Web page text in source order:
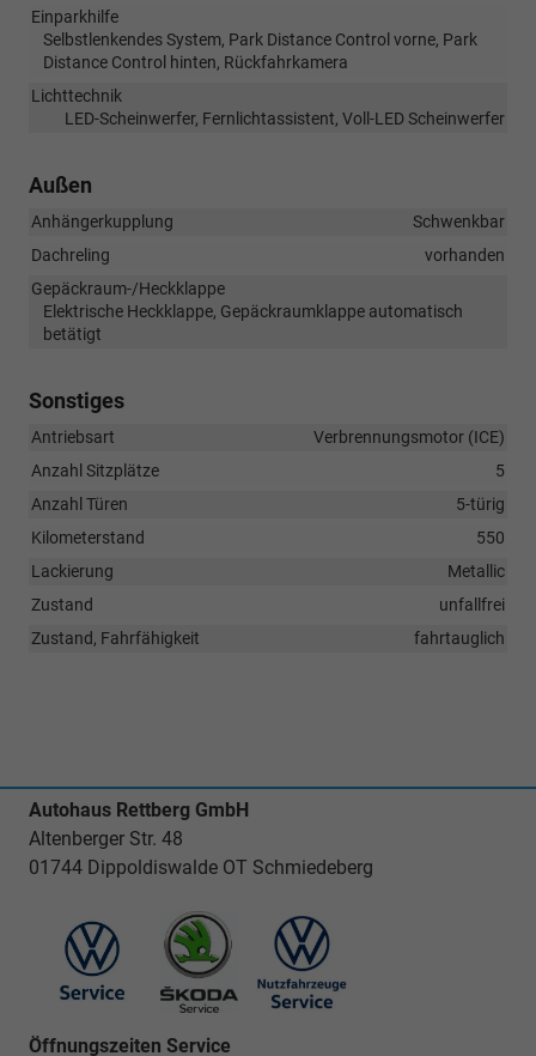
Einparkhilfe
Selbstlenkendes System, Park Distance Control vorne, Park
Distance Control hinten, Rückfahrkamera
Lichttechnik
LED-Scheinwerfer, Fernlichtassistent, Voll-LED Scheinwerfer
Außen
Anhängerkupplung
Schwenkbar
Dachreling
vorhanden
Gepäckraum-/Heckklappe
Elektrische Heckklappe, Gepäckraumklappe automatisch
betätigt
Sonstiges
Antriebsart
Verbrennungsmotor (ICE)
Anzahl Sitzplätze
5
Anzahl Türen
5-türig
Kilometerstand
550
Lackierung
Metallic
Zustand
unfallfrei
Zustand, Fahrfähigkeit
fahrtauglich
Autohaus Rettberg GmbH
Altenberger Str. 48
01744 Dippoldiswalde OT Schmiedeberg
Öffnungszeiten Service